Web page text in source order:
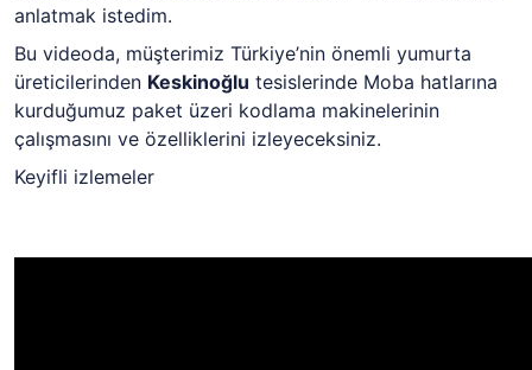
anlatmak istedim.
Bu videoda, müşterimiz Türkiye’nin önemli yumurta
üreticilerinden Keskinoğlu tesislerinde Moba hatlarına
kurduğumuz paket üzeri kodlama makinelerinin
çalışmasını ve özelliklerini izleyeceksiniz.
Keyifli izlemeler